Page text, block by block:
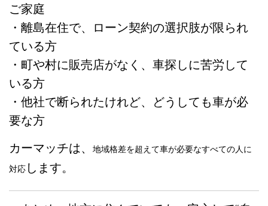
ご家庭
・離島在住で、ローン契約の選択肢が限られ
ている方
・町や村に販売店がなく、車探しに苦労して
いる方
・他社で断られたけれど、どうしても車が必
要な方
カーマッチは、 地域格差を超えて車が必要なすべての人に
対応 します。